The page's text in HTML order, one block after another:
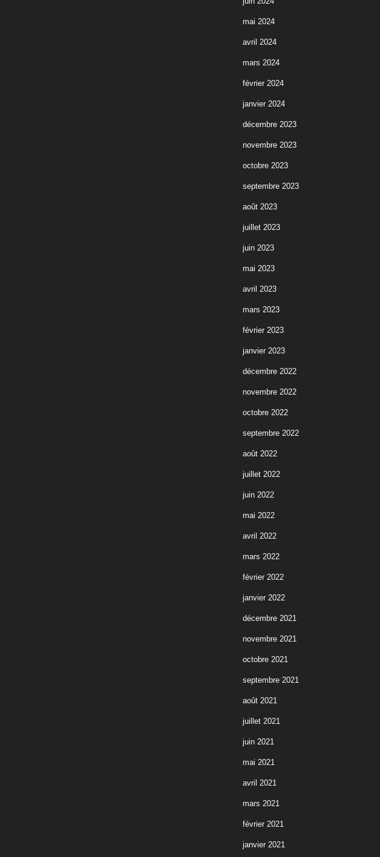
mai 2024
avril 2024
mars 2024
février 2024
janvier 2024
décembre 2023
novembre 2023
octobre 2023
septembre 2023
août 2023
juillet 2023
juin 2023
mai 2023
avril 2023
mars 2023
février 2023
janvier 2023
décembre 2022
novembre 2022
octobre 2022
septembre 2022
août 2022
juillet 2022
juin 2022
mai 2022
avril 2022
mars 2022
février 2022
janvier 2022
décembre 2021
novembre 2021
octobre 2021
septembre 2021
août 2021
juillet 2021
juin 2021
mai 2021
avril 2021
mars 2021
février 2021
janvier 2021